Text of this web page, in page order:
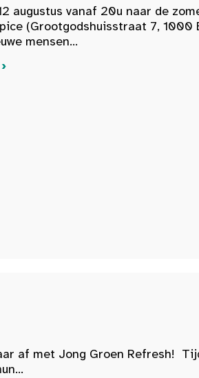
augustus vanaf 20u naar de
(Grootgodshuisstraat 7, 1000
mensen...
af met Jong Groen Refresh!